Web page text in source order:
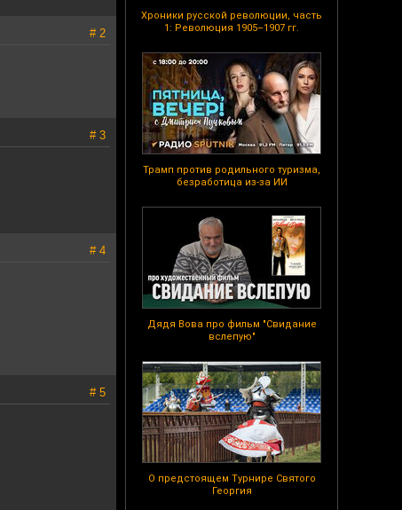
Хроники русской революции, часть
1: Революция 1905–1907 гг.
Трамп против родильного туризма,
безработица из-за ИИ
Дядя Вова про фильм "Свидание
вслепую"
О предстоящем Турнире Святого
Георгия
# 2
# 3
# 4
# 5